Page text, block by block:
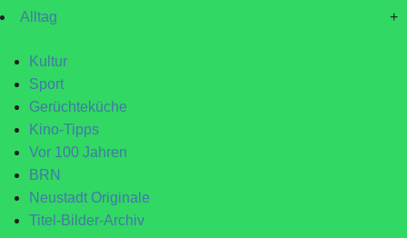
Alltag +
Kultur
Sport
Gerüchteküche
Kino-Tipps
Vor 100 Jahren
BRN
Neustadt Originale
Titel-Bilder-Archiv